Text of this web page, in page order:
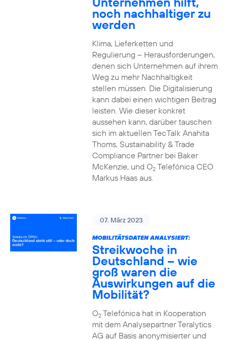
noch nachhaltiger zu
werden
Klima, Lieferketten und
Regulierung – Herausforderungen,
denen sich Unternehmen auf ihrem
Weg zu mehr Nachhaltigkeit
stellen müssen. Die Digitalisierung
kann dabei einen wichtigen Beitrag
leisten. Wie dieser konkret
aussehen kann, darüber tauschen
sich im aktuellen TecTalk Anahita
Thoms, Sustainability & Trade
Compliance Partner bei Baker
McKenzie, und O2Telefónica CEO
Markus Haas aus.
07. März 2023
MOBILITÄTSDATEN ANALYSIERT:
Streikwoche in
Deutschland – wie
groß waren die
Auswirkungen auf die
Mobilität?
O2Telefónica hat in Kooperation
mit dem Analysepartner Teralytics
AG auf Basis anonymisierter und